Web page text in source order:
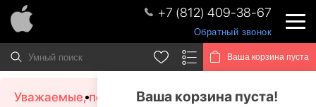
+7 (812) 409-38-67
Обратный звонок
Ваша корзина пуста
Ваша корзина пуста!
Уважаемые, посетители!